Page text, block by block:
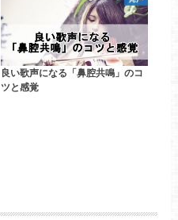
良い歌声になる「鼻腔共鳴」のコ
ツと感覚